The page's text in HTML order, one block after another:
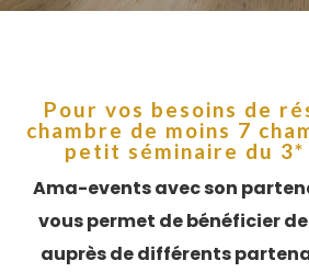
Pour vos besoins de
chambre de moins 7
petit séminaire du 3*
Ama-events avec son
vous permet de bénéficier
auprèsdedifférents